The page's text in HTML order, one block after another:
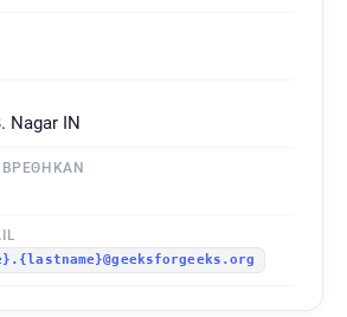
Nagar IN
ΒΡΈΘΗΚΑΝ